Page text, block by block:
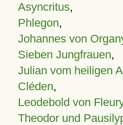
Asyncritus,
Phlegon,
Johannes von
Sieben Jungfrauen,
Julian vom heiligen
Cléden,
Leodebold von
Theodor und